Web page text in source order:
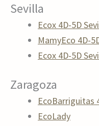
Sevilla
Ecox 4D-5D
MamyEco 4D-
Ecox 4D-5D
Zaragoza
EcoBarriguitas
EcoLady